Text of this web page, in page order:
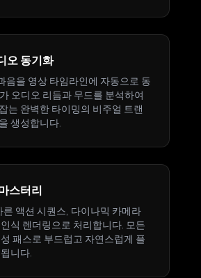
오 동기화
음을 영상 타임라인에 자동으로 동
오디오 리듬과 무드를 분석하여
는 완벽한 타이밍의 비주얼 트랜
생성합니다.
스터리
른 액션 시퀀스, 다이나믹 카메라
식 렌더링으로 처리합니다. 모든
패스로 부드럽고 자연스럽게 플
니다.